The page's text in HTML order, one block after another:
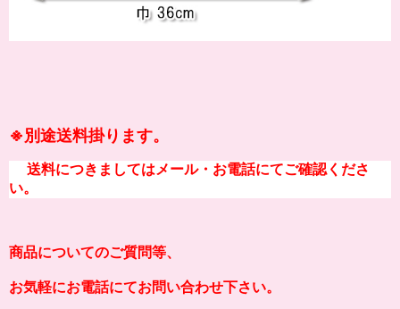
※別途送料掛ります。
送料につきましてはメール・お電話にてご確認くださ
い。
商品についてのご質問等、
お気軽にお電話にてお問い合わせ下さい。